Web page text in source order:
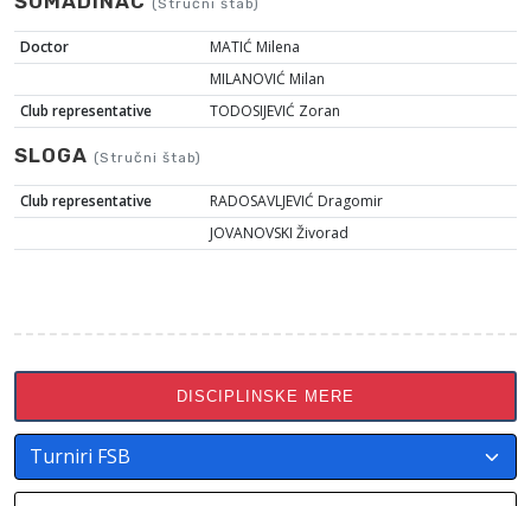
(Stručni štab)
Doctor
MATIĆ Milena
MILANOVIĆ Milan
Club representative
TODOSIJEVIĆ Zoran
SLOGA (Stručni štab)
Club representative
RADOSAVLJEVIĆ Dragomir
JOVANOVSKI Živorad
DISCIPLINSKE MERE